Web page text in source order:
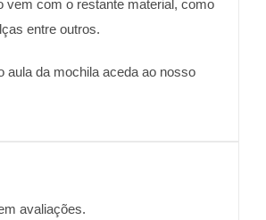
vem com o restante material, como
entre outros.
aula da mochila aceda ao nosso
avaliações.